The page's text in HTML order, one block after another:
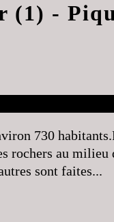
(1) -
730
rochers au milieu
sont faites...